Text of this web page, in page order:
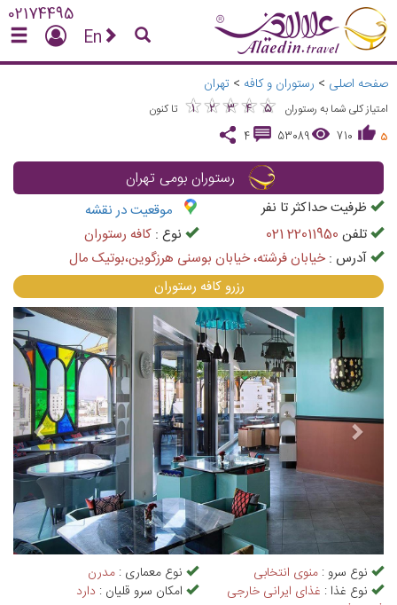
02174495
En
صفحه اصلی > رستوران و کافه > تهران
امتیاز کلی شما به رستوران ★
1 ★
2 ★
3 ★
4 ★
5
★★★★★
تا کنون
5
710
53089
4
رستوران بومی تهران
ظرفیت حداکثر تا نفر
موقعیت در نقشه
تلفن 021 22011950 نوع : کافه رستوران
آدرس : خیابان فرشته، خیابان بوسنی هرزگوین،بوتیک مال
رزرو كافه رستوران
Next
نوع سرو : منوی انتخابی نوع معماری : مدرن
نوع غذا : غذای ایرانی خارجی
امکان سرو قلیان : دارد